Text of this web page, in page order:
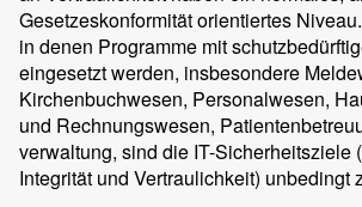
Gesetzeskonformität orientiertes
in denen Programme mit
eingesetzt werden, insbesondere
Kirchenbuchwesen, Personalwesen,
und Rechnungswesen,
verwaltung, sind die IT-Sicherheitsziele
Integrität und Vertraulichkeit) unbedingt